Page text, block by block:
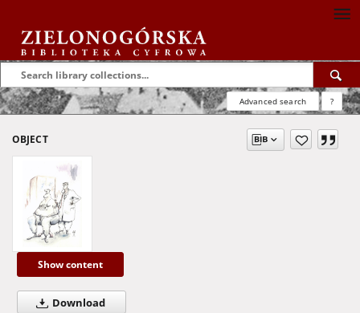
Advanced search ?
OBJECT
Show content
Download